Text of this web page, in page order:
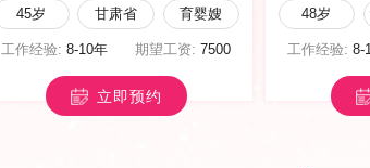
49岁 陕西省 育儿嫂
工作经验: 1年以内 期望工资:5500
立即预约
42岁
工作经验:5-